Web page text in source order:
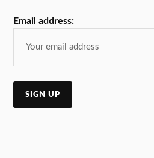
Email address: